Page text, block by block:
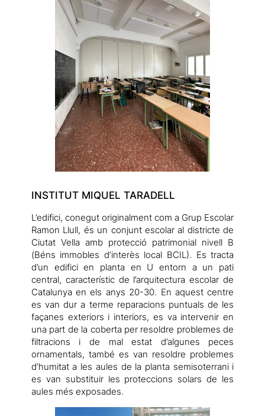
INSTITUT MIQUEL TARADELL
L’edifici, conegut originalment com a Grup Escolar
Ramon Llull, és un conjunt escolar al districte de
Ciutat Vella amb protecció patrimonial nivell B
(Béns immobles d’interès local BCIL). Es tracta
d’un edifici en planta en U entorn a un pati
central, característic de l’arquitectura escolar de
Catalunya en els anys 20-30. En aquest centre
es van dur a terme reparacions puntuals de les
façanes exteriors i interiors, es va intervenir en
una part de la coberta per resoldre problemes de
filtracions i de mal estat d’algunes peces
ornamentals, també es van resoldre problemes
d’humitat a les aules de la planta semisoterrani i
es van substituir les proteccions solars de les
aules més exposades.